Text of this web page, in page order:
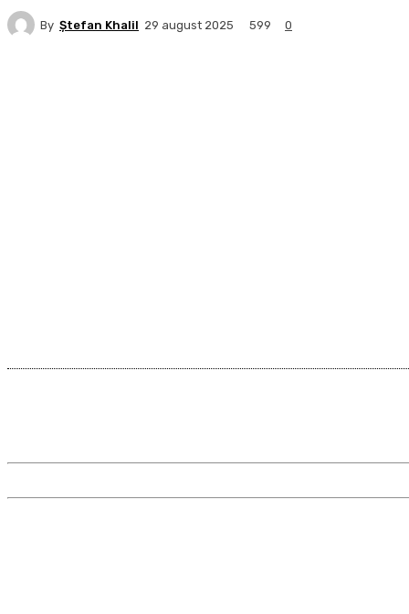
By Ştefan Khalil 29 august 2025 599 0